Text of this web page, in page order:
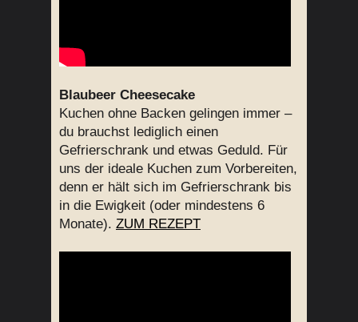
Blaubeer Cheesecake
Kuchen ohne Backen gelingen immer –
du brauchst lediglich einen
Gefrierschrank und etwas Geduld. Für
uns der ideale Kuchen zum Vorbereiten,
denn er hält sich im Gefrierschrank bis
in die Ewigkeit (oder mindestens 6
Monate). ZUM REZEPT